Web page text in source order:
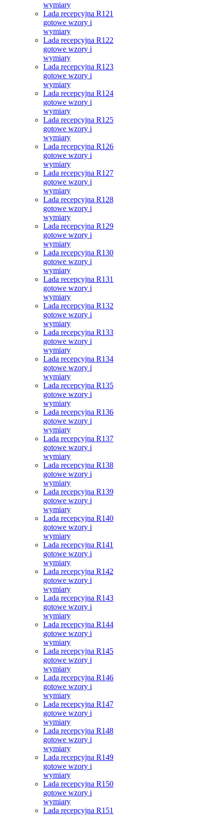
wymiary
Lada recepcyjna R121
gotowe wzory i
wymiary
Lada recepcyjna R122
gotowe wzory i
wymiary
Lada recepcyjna R123
gotowe wzory i
wymiary
Lada recepcyjna R124
gotowe wzory i
wymiary
Lada recepcyjna R125
gotowe wzory i
wymiary
Lada recepcyjna R126
gotowe wzory i
wymiary
Lada recepcyjna R127
gotowe wzory i
wymiary
Lada recepcyjna R128
gotowe wzory i
wymiary
Lada recepcyjna R129
gotowe wzory i
wymiary
Lada recepcyjna R130
gotowe wzory i
wymiary
Lada recepcyjna R131
gotowe wzory i
wymiary
Lada recepcyjna R132
gotowe wzory i
wymiary
Lada recepcyjna R133
gotowe wzory i
wymiary
Lada recepcyjna R134
gotowe wzory i
wymiary
Lada recepcyjna R135
gotowe wzory i
wymiary
Lada recepcyjna R136
gotowe wzory i
wymiary
Lada recepcyjna R137
gotowe wzory i
wymiary
Lada recepcyjna R138
gotowe wzory i
wymiary
Lada recepcyjna R139
gotowe wzory i
wymiary
Lada recepcyjna R140
gotowe wzory i
wymiary
Lada recepcyjna R141
gotowe wzory i
wymiary
Lada recepcyjna R142
gotowe wzory i
wymiary
Lada recepcyjna R143
gotowe wzory i
wymiary
Lada recepcyjna R144
gotowe wzory i
wymiary
Lada recepcyjna R145
gotowe wzory i
wymiary
Lada recepcyjna R146
gotowe wzory i
wymiary
Lada recepcyjna R147
gotowe wzory i
wymiary
Lada recepcyjna R148
gotowe wzory i
wymiary
Lada recepcyjna R149
gotowe wzory i
wymiary
Lada recepcyjna R150
gotowe wzory i
wymiary
Lada recepcyjna R151